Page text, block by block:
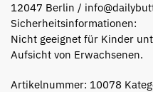
12047 Berlin /
Sicherheitsinformationen:
Nicht geeignet für Kinder
Aufsicht von Erwachsenen.
Artikelnummer: 10078